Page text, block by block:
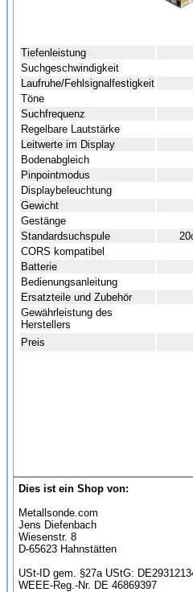
Tiefenleistung
Suchgeschwindigkeit
Laufruhe/Fehlsignalfestigkeit
Töne
Suchfrequenz
Regelbare Lautstärke
Leitwerte im Display
Bodenabgleich
Pinpointmodus
Displaybeleuchtung
Gewicht
Gestänge
Standardsuchspule
CORS kompatibel
Batterie
Bedienungsanleitung
Ersatzteile und Zubehör
Gewährleistung des
Herstellers
Preis
Dies ist ein Shop von:
Metallsonde.com
Jens Diefenbach
Wiesenstr. 8
D-65623 Hahnstätten
USt-ID gem. §27a UStG:
WEEE-Reg.-Nr. DE 46869397